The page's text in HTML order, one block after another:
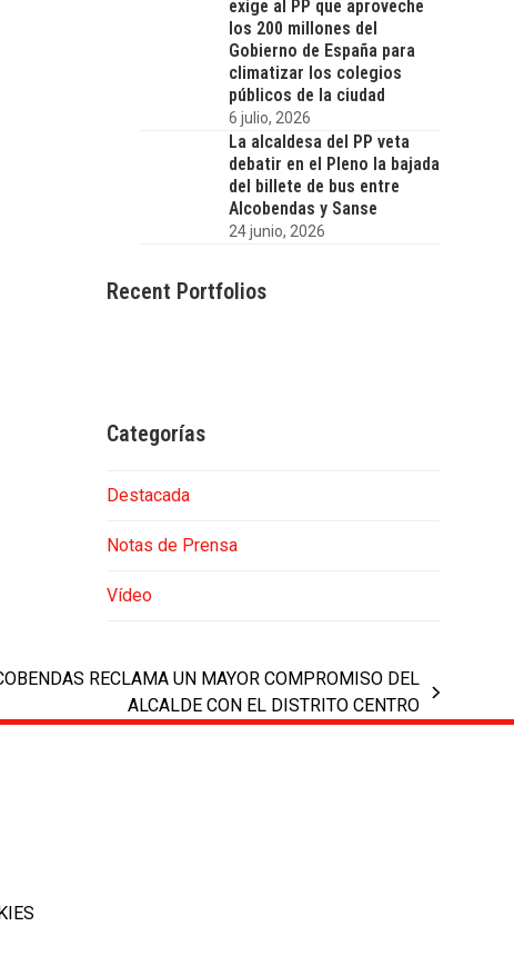
exige al PP que aproveche
los 200 millones del
Gobierno de España para
climatizar los colegios
públicos de la ciudad
6 julio, 2026
La alcaldesa del PP veta
debatir en el Pleno la bajada
del billete de bus entre
Alcobendas y Sanse
24 junio, 2026
Recent Portfolios
Categorías
Destacada
Notas de Prensa
Vídeo
RECLAMA UN MAYOR COMPROMISO DEL
ALCALDE CON EL DISTRITO CENTRO